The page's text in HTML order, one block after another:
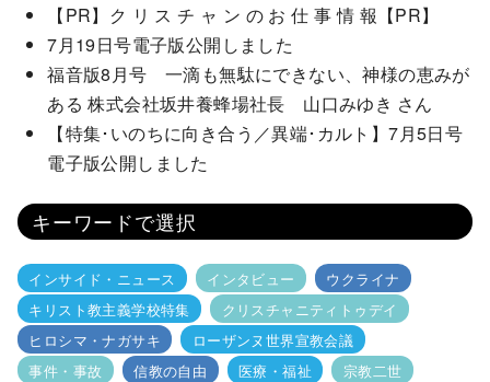
【PR】ク リ ス チ ャ ン の お 仕 事 情 報【PR】
7月19日号電子版公開しました
福音版8月号 一滴も無駄にできない、神様の恵みが
ある 株式会社坂井養蜂場社長 山口みゆき さん
【特集･いのちに向き合う／異端･カルト】7月5日号
電子版公開しました
キーワードで選択
インサイド・ニュース インタビュー
ウクライナ
キリスト教主義学校特集
クリスチャニティトゥデイ
ヒロシマ・ナガサキ
ローザンヌ世界宣教会議
事件・事故
信教の自由 医療・福祉
宗教二世